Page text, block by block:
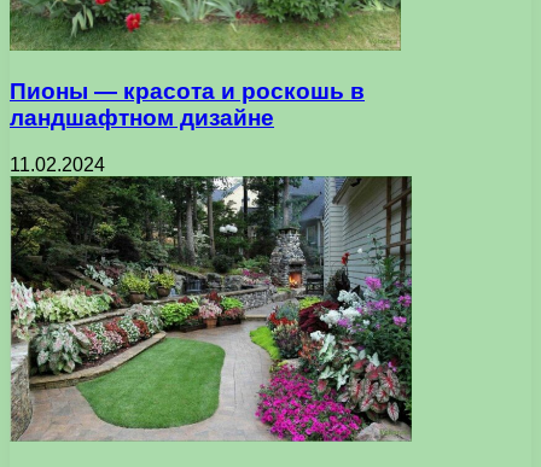
Пионы — красота и роскошь в
ландшафтном дизайне
11.02.2024